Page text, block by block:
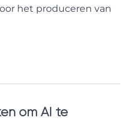
het produceren van
om AI te